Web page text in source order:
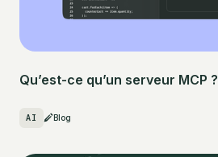
Qu’est-ce qu’un serveur MCP ?
AI Blog